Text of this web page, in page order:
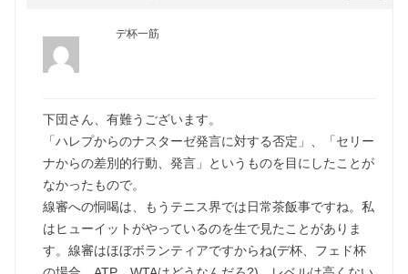
デ杯一筋
下団さん、有難うございます。
「ハレプからのナスターゼ発言に対する否定」、「セリー
ナからの差別的行動、発言」というものを目にしたことが
なかったもので。
線審への恫喝は、もうテニス界では日常茶飯事ですね。私
はヒューイットがやっているのを生で見たことがありま
す。線審はほぼボランティアですからね(デ杯、フェド杯